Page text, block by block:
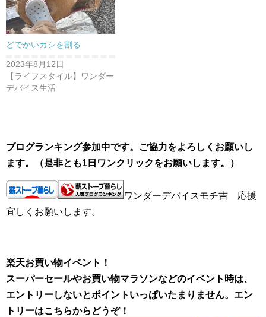
どでかいカシを割る
2023年8月12日
【ライフスタイル】ワンダー
デバイス生活
ブログランキング参加中です。ご協力をよろしくお願いし
ます。（是非とも1日ワンクリックをお願いします。）
ワンダーデバイスモチ吉 応援
宜しくお願いします。
楽天お買い物イベント！
スーパーセールやお買い物マラソンなどのイベント時は、
エントリーしないとポイントいっぱいたまりません。エン
トリーはこちらからどうぞ！